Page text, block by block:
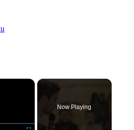
×
Now Playing